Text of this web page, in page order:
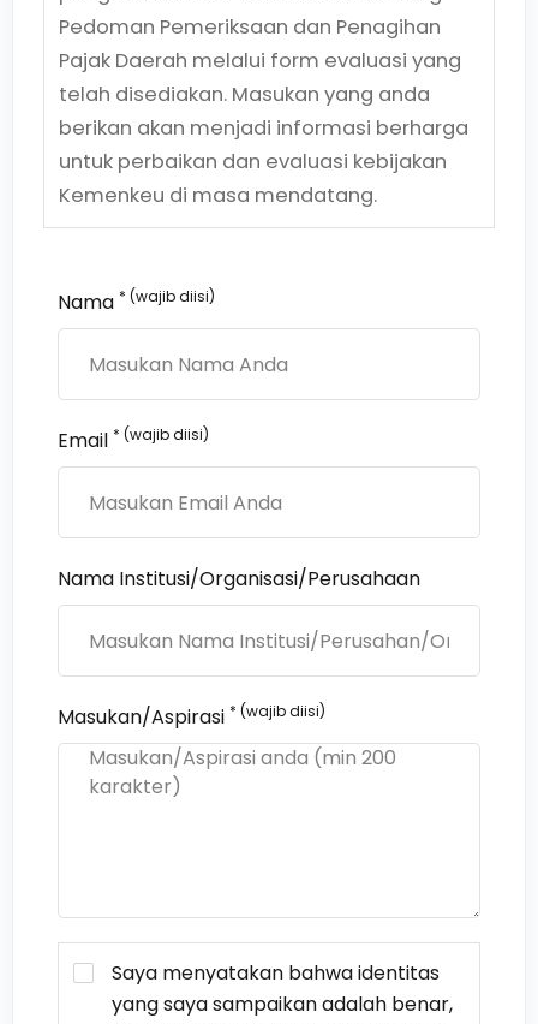
Pedoman Pemeriksaan dan Penagihan
Pajak Daerah melalui form evaluasi yang
telah disediakan. Masukan yang anda
berikan akan menjadi informasi berharga
untuk perbaikan dan evaluasi kebijakan
Kemenkeu di masa mendatang.
Nama * (wajib diisi)
Email * (wajib diisi)
Nama Institusi/Organisasi/Perusahaan
Masukan/Aspirasi * (wajib diisi)
Saya menyatakan bahwa identitas
yang saya sampaikan adalah benar,